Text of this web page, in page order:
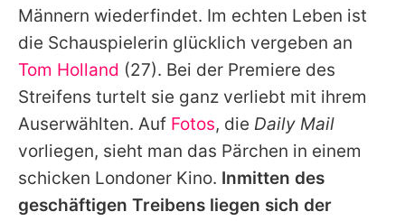
Utiq verwalten
Männern wiederfindet. Im echten Leben ist
die Schauspielerin glücklich vergeben an
Tom Holland (27). Bei der Premiere des
Streifens turtelt sie ganz verliebt mit ihrem
Auserwählten. Auf Fotos, die Daily Mail
vorliegen, sieht man das Pärchen in einem
schicken Londoner Kino. Inmitten des
geschäftigen Treibens liegen sich der